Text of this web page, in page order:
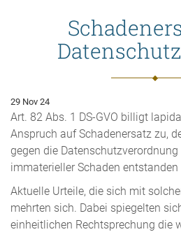
29 Nov 24
Art. 82 Abs. 1 DS-GVO billigt
Anspruch auf Schadenersatz zu,
gegen die
immaterieller Schaden entstanden
Aktuelle Urteile, die sich mit
mehrten sich. Dabei spiegelten
einheitlichen Rechtsprechung die